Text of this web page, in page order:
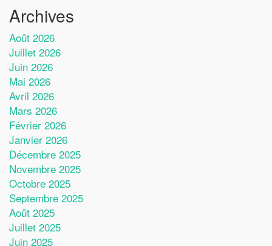
Archives
Août 2026
Juillet 2026
Juin 2026
Mai 2026
Avril 2026
Mars 2026
Février 2026
Janvier 2026
Décembre 2025
Novembre 2025
Octobre 2025
Septembre 2025
Août 2025
Juillet 2025
Juin 2025